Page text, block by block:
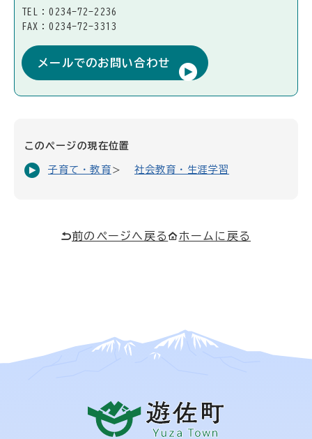
TEL：0234-72-2236
FAX：0234-72-3313
メールでのお問い合わせ
このページの現在位置
子育て・教育 社会教育・生涯学習
前のページへ戻る ホームに戻る